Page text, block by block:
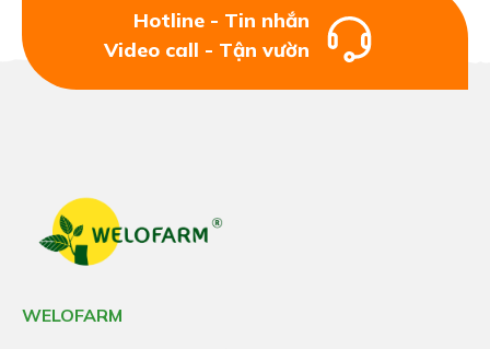
Hotline - Tin nhắn
Video call - Tận vườn
WELOFARM